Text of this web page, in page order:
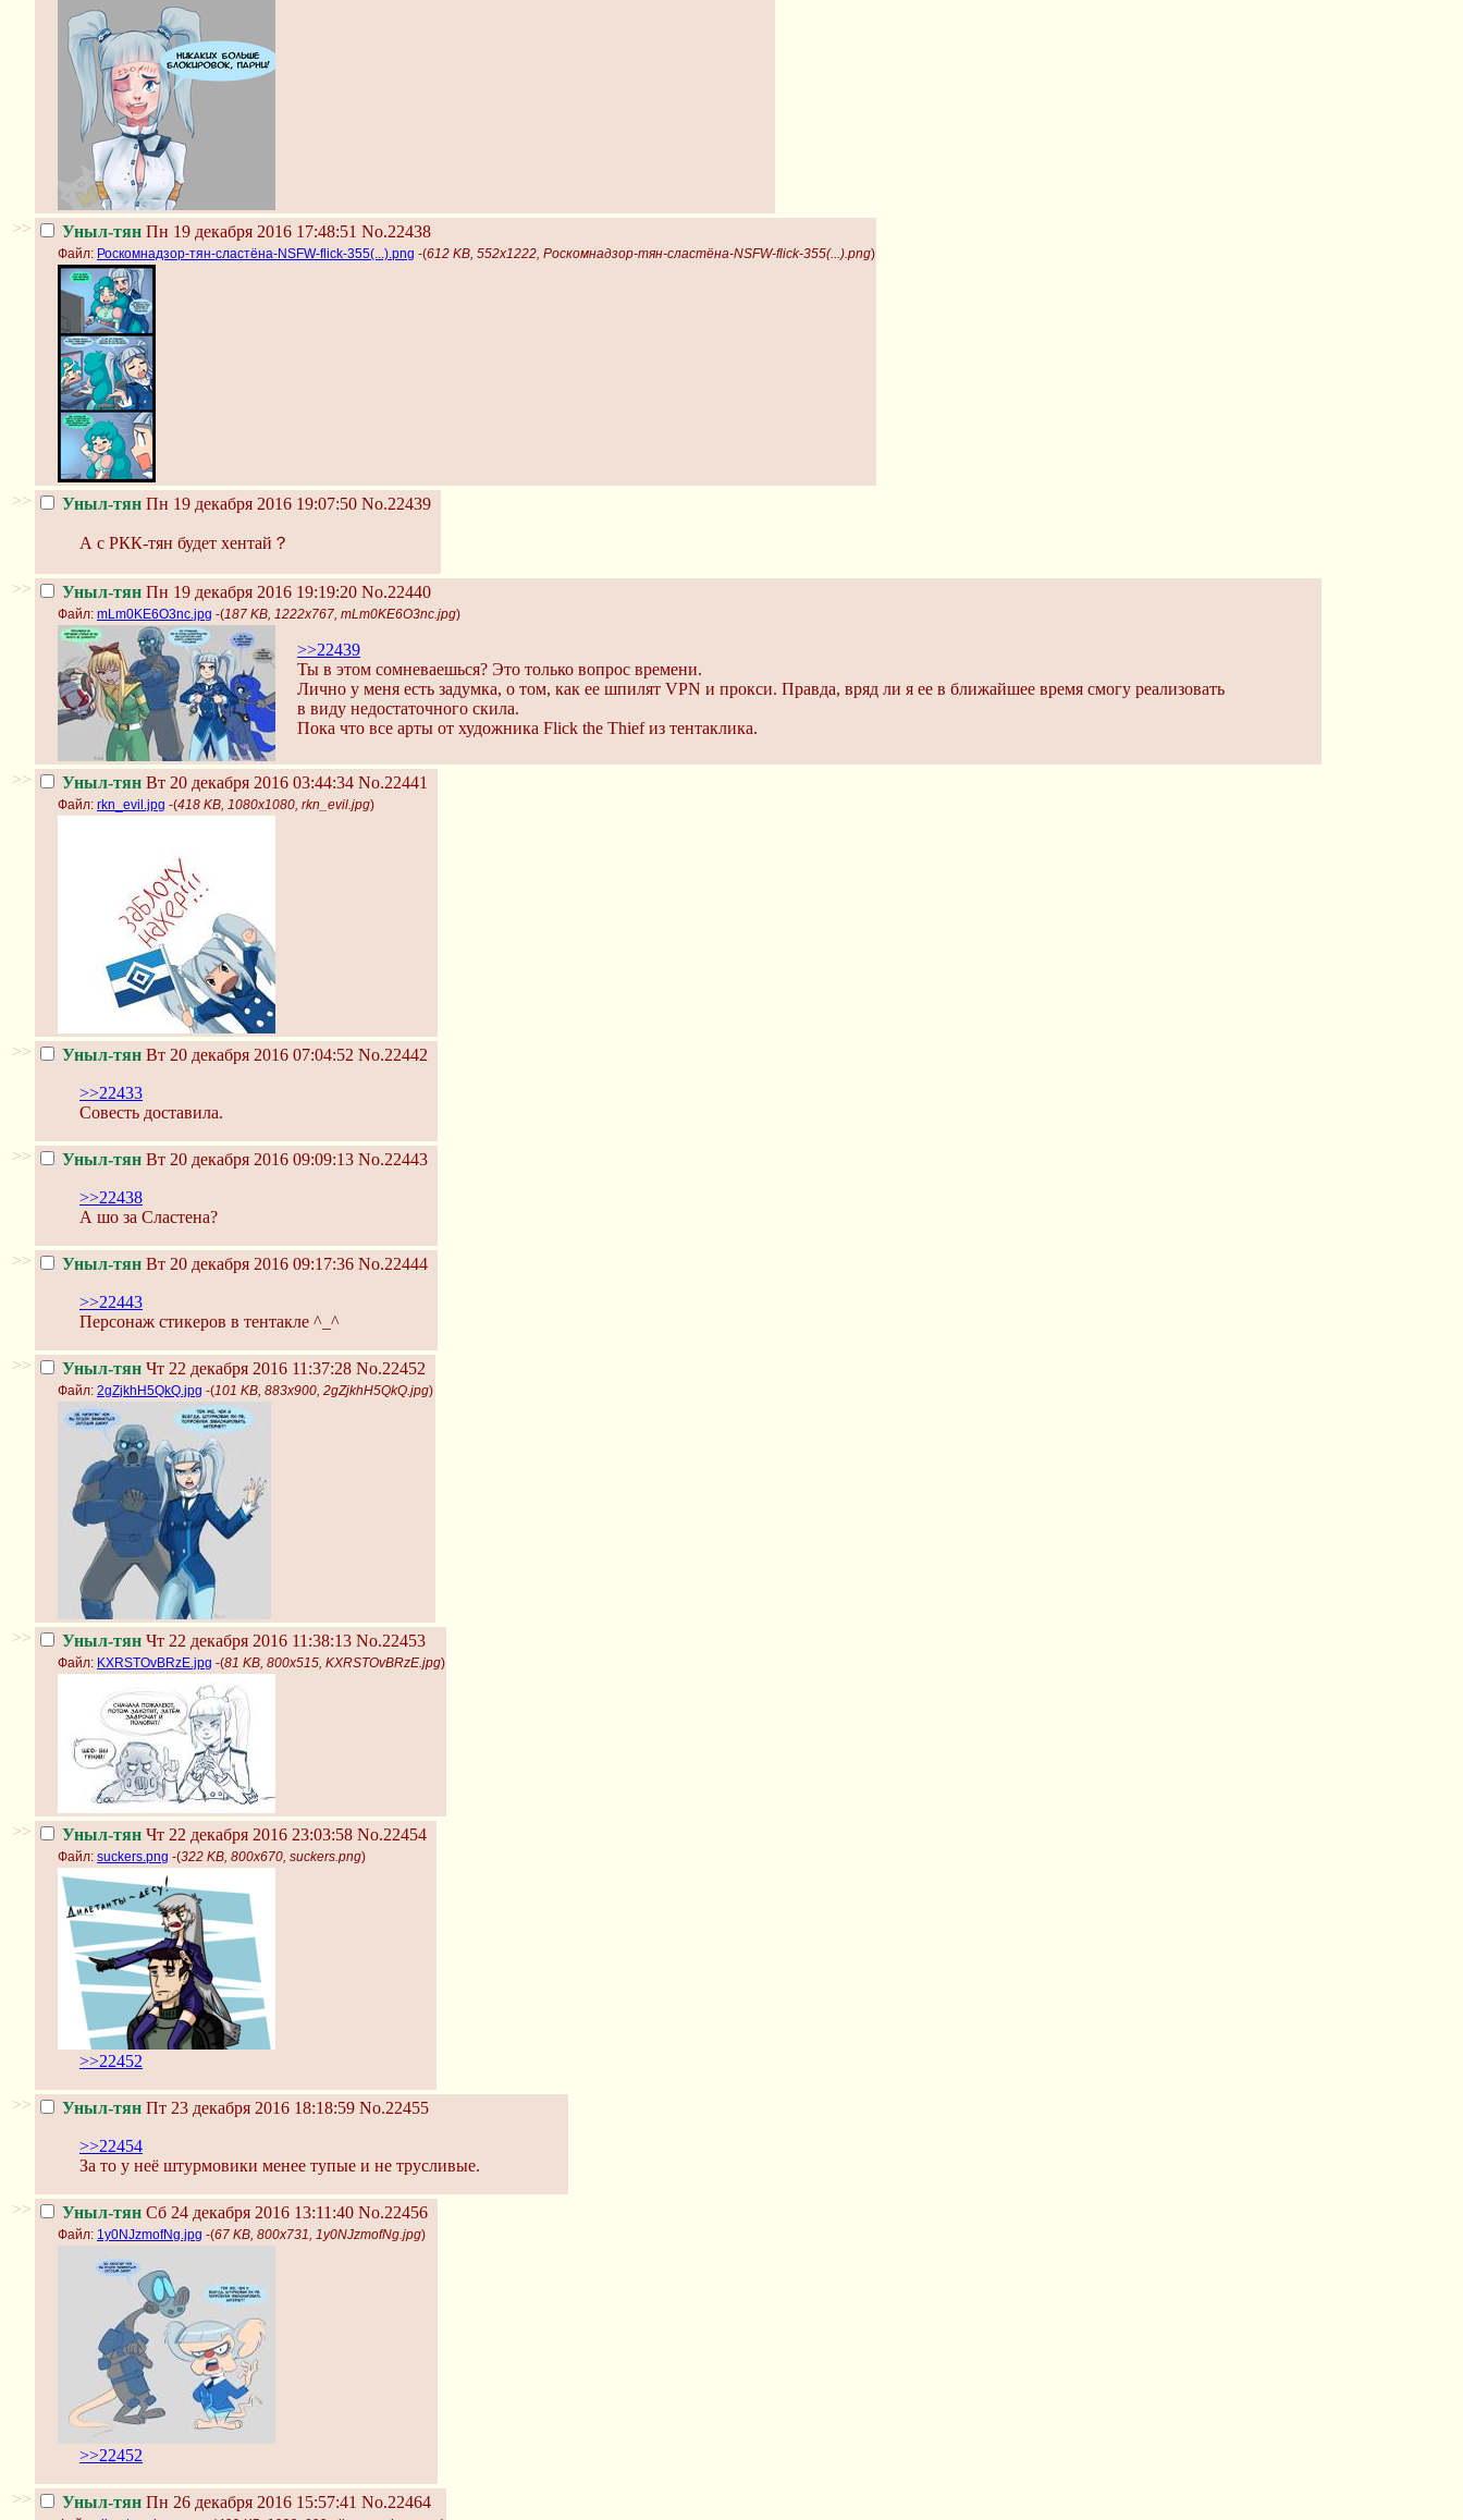
>> Уныл-тян Пн 19 декабря 2016 17:48:51 No.22438
Файл: Роскомнадзор-тян-сластёна-NSFW-flick-355(...).png -(612 KB, 552x1222, Роскомнадзор-тян-сластёна-NSFW-flick-355(...).png)
>> Уныл-тян Пн 19 декабря 2016 19:07:50 No.22439
А с РКК-тян будет хентай？
>> Уныл-тян Пн 19 декабря 2016 19:19:20 No.22440
Файл: mLm0KE6O3nc.jpg -(187 KB, 1222x767, mLm0KE6O3nc.jpg)
>>22439
Ты в этом сомневаешься? Это только вопрос времени.
Лично у меня есть задумка, о том, как ее шпилят VPN и прокси. Правда, вряд ли я ее в ближайшее время смогу реализовать
в виду недостаточного скила.
Пока что все арты от художника Flick the Thief из тентаклика.
>> Уныл-тян Вт 20 декабря 2016 03:44:34 No.22441
Файл: rkn_evil.jpg -(418 KB, 1080x1080, rkn_evil.jpg)
>> Уныл-тян Вт 20 декабря 2016 07:04:52 No.22442
>>22433
Совесть доставила.
>> Уныл-тян Вт 20 декабря 2016 09:09:13 No.22443
>>22438
А шо за Сластена?
>> Уныл-тян Вт 20 декабря 2016 09:17:36 No.22444
>>22443
Персонаж стикеров в тентакле ^_^
>> Уныл-тян Чт 22 декабря 2016 11:37:28 No.22452
Файл: 2gZjkhH5QkQ.jpg -(101 KB, 883x900, 2gZjkhH5QkQ.jpg)
>> Уныл-тян Чт 22 декабря 2016 11:38:13 No.22453
Файл: KXRSTOvBRzE.jpg -(81 KB, 800x515, KXRSTOvBRzE.jpg)
>> Уныл-тян Чт 22 декабря 2016 23:03:58 No.22454
Файл: suckers.png -(322 KB, 800x670, suckers.png)
>>22452
>> Уныл-тян Пт 23 декабря 2016 18:18:59 No.22455
>>22454
За то у неё штурмовики менее тупые и не трусливые.
>> Уныл-тян Сб 24 декабря 2016 13:11:40 No.22456
Файл: 1y0NJzmofNg.jpg -(67 KB, 800x731, 1y0NJzmofNg.jpg)
>>22452
>> Уныл-тян Пн 26 декабря 2016 15:57:41 No.22464